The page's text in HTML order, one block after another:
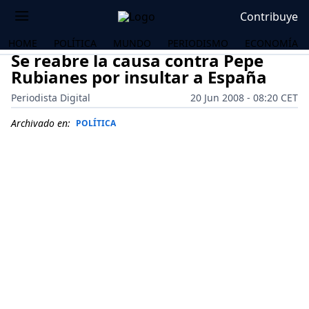
Contribuye
HOME POLÍTICA MUNDO PERIODISMO ECONOMÍA
Se reabre la causa contra Pepe
Rubianes por insultar a España
Periodista Digital
20 Jun 2008 - 08:20 CET
Archivado en: POLÍTICA